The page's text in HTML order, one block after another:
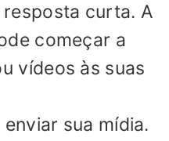
curta. A
começar a
vídeos às suas
sua mídia.